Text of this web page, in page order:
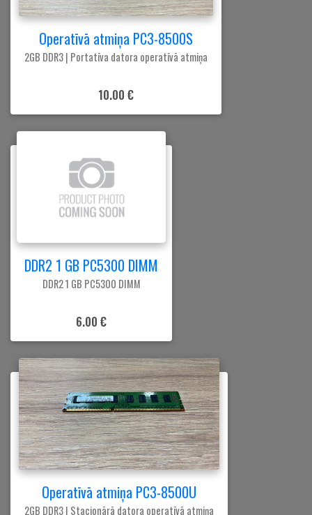
Operatīvā atmiņa PC3-8500S
2GB DDR3 | Portatīva datora operatīvā atmiņa
10.00 €
DDR2 1 GB PC5300 DIMM
DDR2 1 GB PC5300 DIMM
6.00 €
Operatīvā atmiņa PC3-8500U
2GB DDR3 | Stacionārā datora operatīvā atmiņa